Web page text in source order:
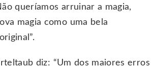
queríamos arruinar a magia,
magia como uma bela
diz: “Um dos maiores erros